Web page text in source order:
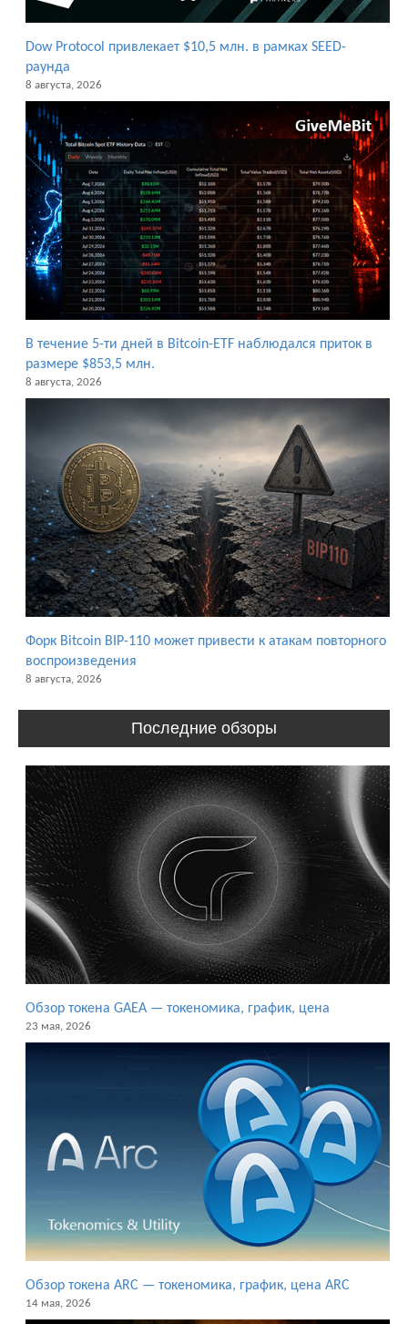
Dow Protocol привлекает $10,5 млн. в рамках SEED-
раунда
8 августа, 2026
В течение 5-ти дней в Bitcoin-ETF наблюдался приток в
размере $853,5 млн.
8 августа, 2026
Форк Bitcoin BIP-110 может привести к атакам повторного
воспроизведения
8 августа, 2026
Последние обзоры
Обзор токена GAEA — токеномика, график, цена
23 мая, 2026
Обзор токена ARC — токеномика, график, цена ARC
14 мая, 2026